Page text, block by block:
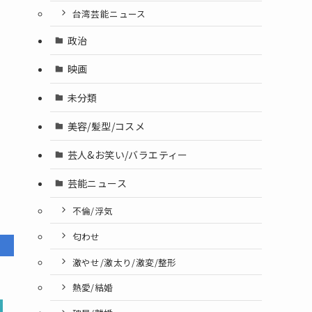
台湾芸能ニュース
政治
映画
未分類
美容/髪型/コスメ
芸人&お笑い/バラエティー
芸能ニュース
不倫/浮気
匂わせ
激やせ/激太り/激変/整形
熱愛/結婚